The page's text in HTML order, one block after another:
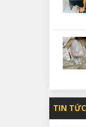
TIN